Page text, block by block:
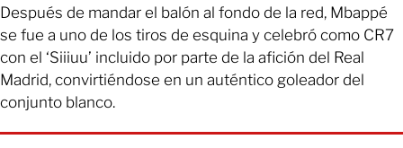
Después de mandar el balón al fondo de la red, Mbappé
se fue a uno de los tiros de esquina y celebró como CR7
con el ‘Siiiuu’ incluido por parte de la afición del Real
Madrid, convirtiéndose en un auténtico goleador del
conjunto blanco.